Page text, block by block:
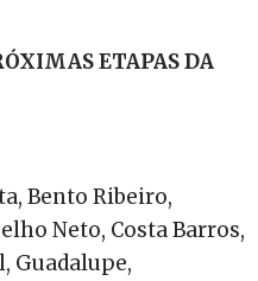
ETAPAS DA
Bento Ribeiro,
Neto, Costa Barros,
Guadalupe,